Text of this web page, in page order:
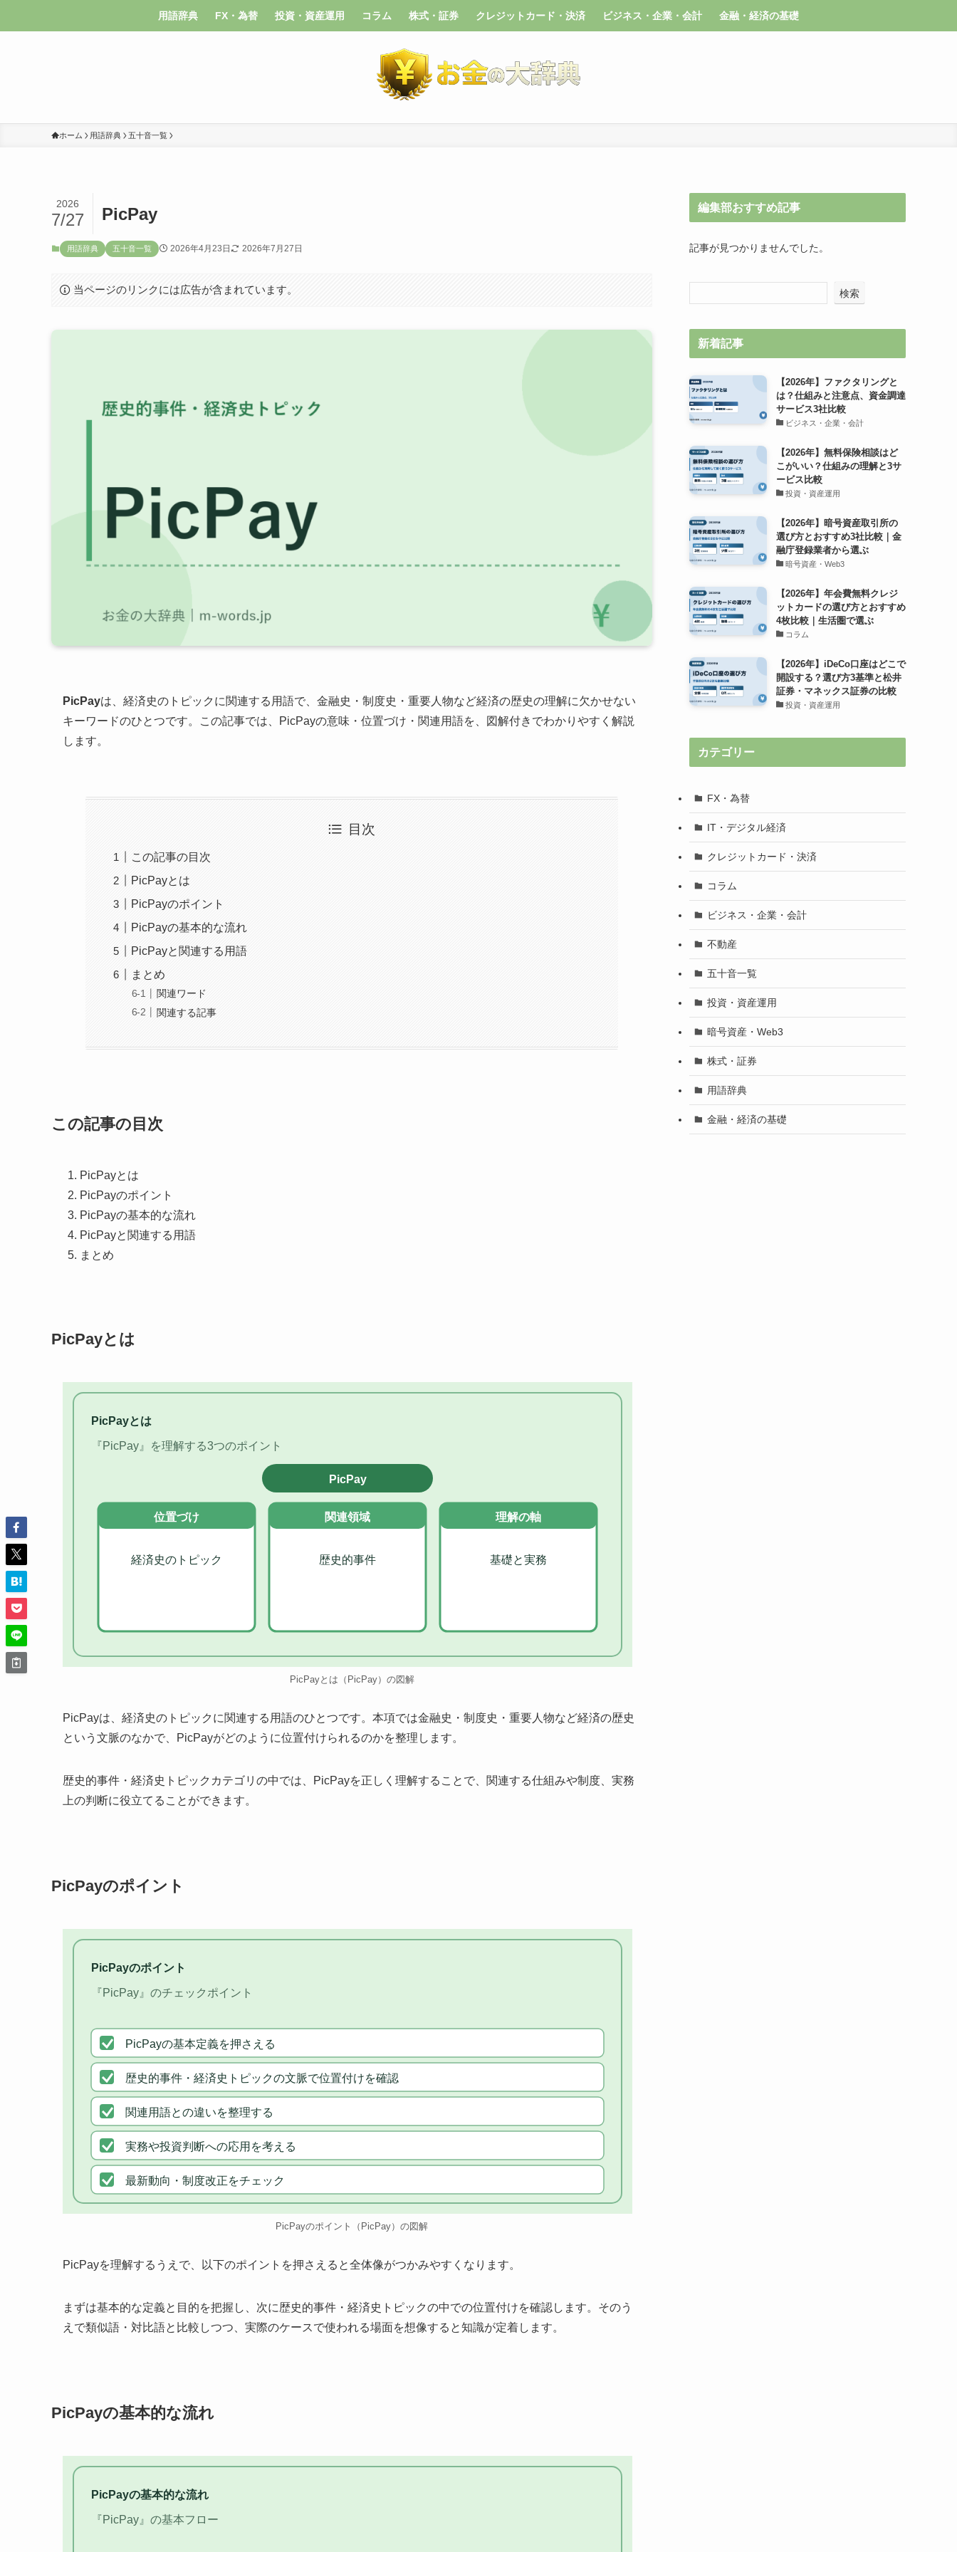
用語辞典 FX・為替 投資・資産運用 コラム 株式・証券 クレジットカード・決済 ビジネス・企業・会計 金融・経済の基礎
ホーム 用語辞典 五十音一覧
PicPay
2026
7/27
用語辞典 五十音一覧 2026年4月23日 2026年7月27日
当ページのリンクには広告が含まれています。
PicPayは、経済史のトピックに関連する用語で、金融史・制度史・重要人物など経済の歴史の理解に欠かせない
キーワードのひとつです。この記事では、PicPayの意味・位置づけ・関連用語を、図解付きでわかりやすく解説
します。
目次
この記事の目次
PicPayとは
PicPayのポイント
PicPayの基本的な流れ
PicPayと関連する用語
まとめ
関連ワード
関連する記事
この記事の目次
PicPayとは
PicPayのポイント
PicPayの基本的な流れ
PicPayと関連する用語
まとめ
PicPayとは
PicPayとは
『PicPay』を理解する3つのポイント
PicPay
位置づけ
経済史のトピック
関連領域
歴史的事件
理解の軸
基礎と実務
PicPayとは（PicPay）の図解
PicPayは、経済史のトピックに関連する用語のひとつです。本項では金融史・制度史・重要人物など経済の歴史
という文脈のなかで、PicPayがどのように位置付けられるのかを整理します。
歴史的事件・経済史トピックカテゴリの中では、PicPayを正しく理解することで、関連する仕組みや制度、実務
上の判断に役立てることができます。
PicPayのポイント
PicPayのポイント
『PicPay』のチェックポイント
PicPayの基本定義を押さえる
歴史的事件・経済史トピックの文脈で位置付けを確認
関連用語との違いを整理する
実務や投資判断への応用を考える
最新動向・制度改正をチェック
PicPayのポイント（PicPay）の図解
PicPayを理解するうえで、以下のポイントを押さえると全体像がつかみやすくなります。
まずは基本的な定義と目的を把握し、次に歴史的事件・経済史トピックの中での位置付けを確認します。そのう
えで類似語・対比語と比較しつつ、実際のケースで使われる場面を想像すると知識が定着します。
PicPayの基本的な流れ
PicPayの基本的な流れ
『PicPay』の基本フロー
編集部おすすめ記事
記事が見つかりませんでした。
検索
新着記事
【2026年】ファクタリングと
は？仕組みと注意点、資金調達
サービス3社比較
ビジネス・企業・会計
【2026年】無料保険相談はど
こがいい？仕組みの理解と3サ
ービス比較
投資・資産運用
【2026年】暗号資産取引所の
選び方とおすすめ3社比較｜金
融庁登録業者から選ぶ
暗号資産・Web3
【2026年】年会費無料クレジ
ットカードの選び方とおすすめ
4枚比較｜生活圏で選ぶ
コラム
【2026年】iDeCo口座はどこで
開設する？選び方3基準と松井
証券・マネックス証券の比較
投資・資産運用
カテゴリー
FX・為替
IT・デジタル経済
クレジットカード・決済
コラム
ビジネス・企業・会計
不動産
五十音一覧
投資・資産運用
暗号資産・Web3
株式・証券
用語辞典
金融・経済の基礎